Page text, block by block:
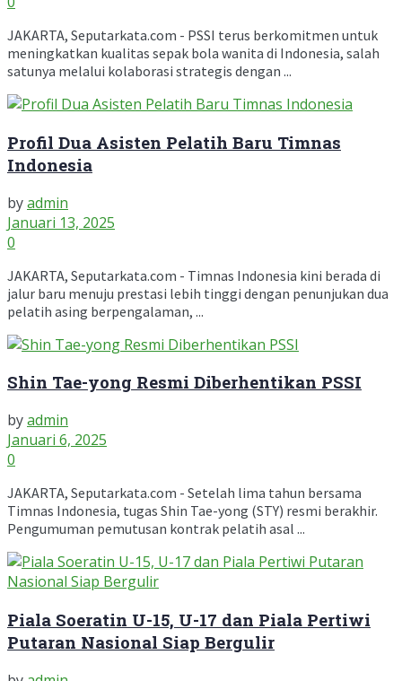
JAKARTA, Seputarkata.com - PSSI terus berkomitmen untuk
meningkatkan kualitas sepak bola wanita di Indonesia, salah
satunya melalui kolaborasi strategis dengan ...
Profil Dua Asisten Pelatih Baru Timnas
Indonesia
byadmin
Januari 13, 2025
0
JAKARTA, Seputarkata.com - Timnas Indonesia kini berada di
jalur baru menuju prestasi lebih tinggi dengan penunjukan dua
pelatih asing berpengalaman, ...
Shin Tae-yong Resmi Diberhentikan PSSI
byadmin
Januari 6, 2025
0
JAKARTA, Seputarkata.com - Setelah lima tahun bersama
Timnas Indonesia, tugas Shin Tae-yong (STY) resmi berakhir.
Pengumuman pemutusan kontrak pelatih asal ...
Piala Soeratin U-15, U-17 dan Piala Pertiwi
Putaran Nasional Siap Bergulir